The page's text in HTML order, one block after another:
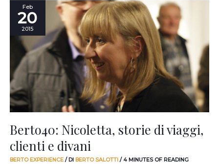
Feb
20
2015
Berto40: Nicoletta, storie di viaggi,
clienti e divani
BERTO EXPERIENCE / DI BERTO SALOTTI /4 MINUTES OF READING
Berto40:
Nicoletta,
storie
viaggi,
clienti
divani